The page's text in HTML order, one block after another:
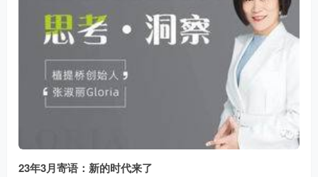
23年3月寄语：新的时代来了